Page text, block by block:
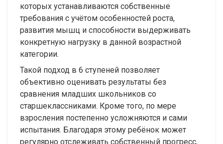
которых устанавливаются собственные
требования с учётом особенностей роста,
развития мышц и способности выдерживать
конкретную нагрузку в данной возрастной
категории.
Такой подход в 6 ступеней позволяет
объективно оценивать результаты без
сравнения младших школьников со
старшеклассниками. Кроме того, по мере
взросления постепенно усложняются и сами
испытания. Благодаря этому ребёнок может
регулярно отслеживать собственный прогресс,